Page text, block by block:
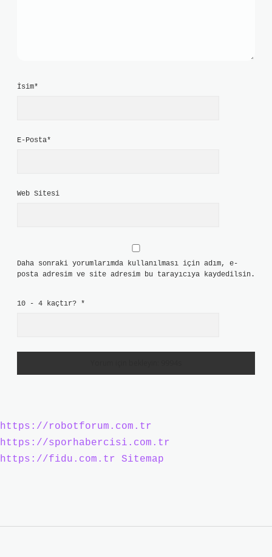
İsim*
E-Posta*
Web Sitesi
Daha sonraki yorumlarımda kullanılması için adım, e-
posta adresim ve site adresim bu tarayıcıya kaydedilsin.
10 - 4 kaçtır? *
https://robotforum.com.tr
https://sporhabercisi.com.tr
https://fidu.com.tr
Sitemap